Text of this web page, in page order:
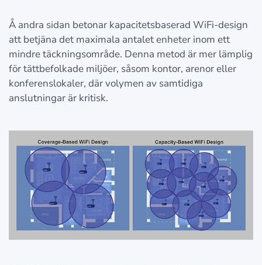
Å andra sidan betonar kapacitetsbaserad WiFi-design
att betjäna det maximala antalet enheter inom ett
mindre täckningsområde. Denna metod är mer lämplig
för tättbefolkade miljöer, såsom kontor, arenor eller
konferenslokaler, där volymen av samtidiga
anslutningar är kritisk.